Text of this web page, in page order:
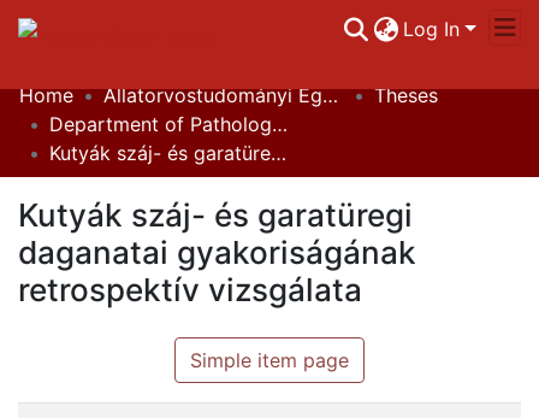
Log In
Communities & Collections
All of DSpace
Statistics
Home Állatorvostudományi Egyetem / University of Veterinary Medicine Budapest
Theses
Department of Pathology and Forensic Veterinary Medicine
Kutyák száj- és garatüregi daganatai gyakoriságának retrospektív vizsgálata
Kutyák száj- és garatüregi
daganatai gyakoriságának
retrospektív vizsgálata
Simple item page